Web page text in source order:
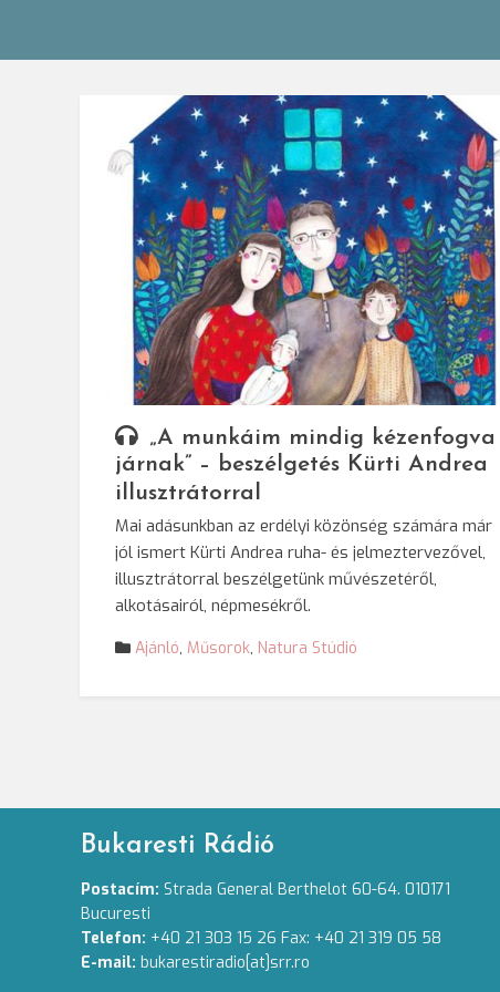
„A munkáim mindig kézenfogva
járnak” – beszélgetés Kürti Andrea
illusztrátorral
Mai adásunkban az erdélyi közönség számára már
jól ismert Kürti Andrea ruha- és jelmeztervezővel,
illusztrátorral beszélgetünk művészetéről,
alkotásairól, népmesékről.
Ajánló, Műsorok, Natura Stúdió
Bukaresti Rádió
Postacím: Strada General Berthelot 60-64. 010171
Bucuresti
Telefon: +40 21 303 15 26 Fax: +40 21 319 05 58
E-mail: bukarestiradio[at]srr.ro